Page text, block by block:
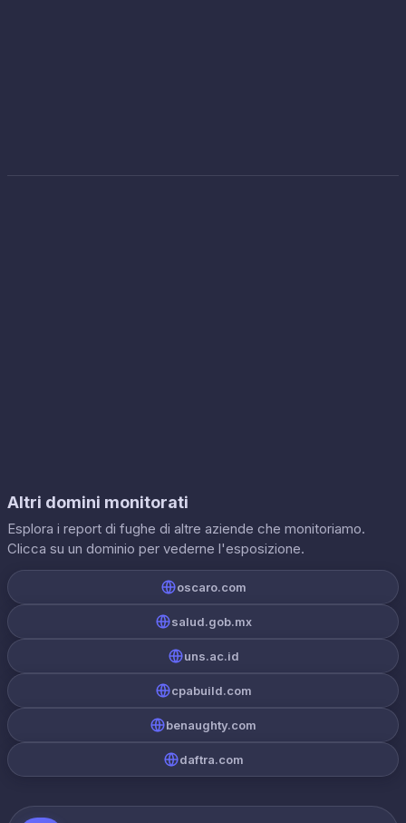
Altri domini monitorati
Esplora i report di fughe di altre aziende che monitoriamo.
Clicca su un dominio per vederne l'esposizione.
oscaro.com
salud.gob.mx
uns.ac.id
cpabuild.com
benaughty.com
daftra.com